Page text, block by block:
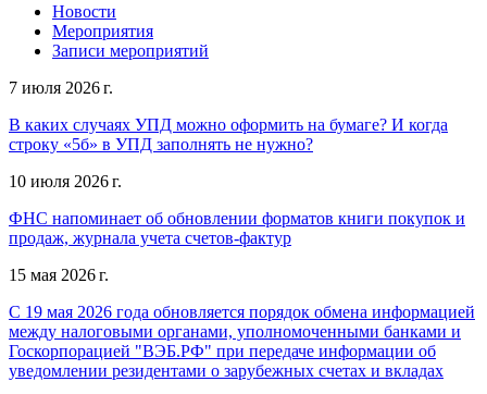
Новости
Мероприятия
Записи мероприятий
7 июля 2026 г.
В каких случаях УПД можно оформить на бумаге? И когда
строку «5б» в УПД заполнять не нужно?
10 июля 2026 г.
ФНС напоминает об обновлении форматов книги покупок и
продаж, журнала учета счетов-фактур
15 мая 2026 г.
С 19 мая 2026 года обновляется порядок обмена информацией
между налоговыми органами, уполномоченными банками и
Госкорпорацией "ВЭБ.РФ" при передаче информации об
уведомлении резидентами о зарубежных счетах и вкладах